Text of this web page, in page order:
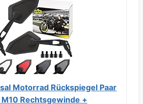
Motorrad Rückspiegel Paar
Rechtsgewinde +